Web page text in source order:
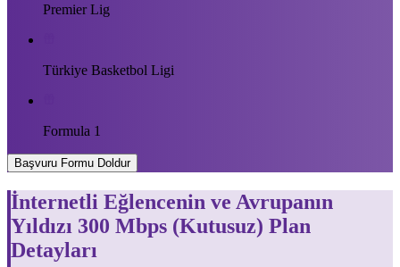
Premier Lig
Türkiye Basketbol Ligi
Formula 1
Başvuru Formu Doldur
İnternetli Eğlencenin ve Avrupanın
Yıldızı 300 Mbps (Kutusuz) Plan
Detayları